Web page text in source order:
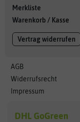
Merkliste
Warenkorb / Kasse
Vertrag widerrufen
AGB
Widerrufsrecht
Impressum
DHL GoGreen